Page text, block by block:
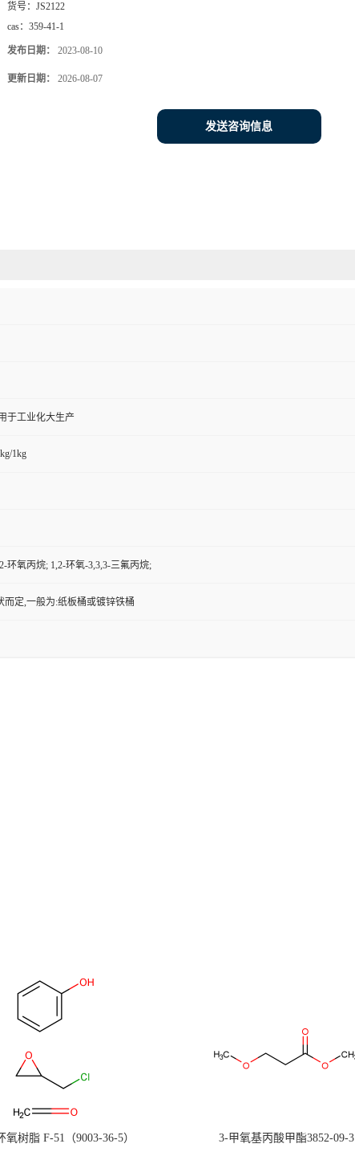
货号： JS2122
cas： 359-41-1
发布日期： 2023-08-10
更新日期： 2026-08-07
发送咨询信息
于工业化大生产
1kg
环氧丙烷; 1,2-环氧-3,3,3-三氟丙烷;
而定,一般为:纸板桶或镀锌铁桶
氧树脂 F-51（9003-36-5） 3-甲氧基丙酸甲酯3852-09-3